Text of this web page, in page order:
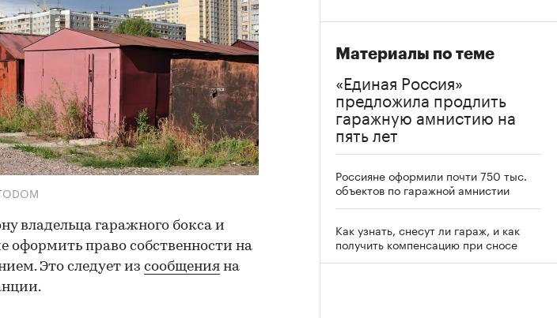
владельца гаражного бокса и
оформить право собственности на
Это следует из сообщения на
Материалы по теме
«Единая Россия»
предложила продлить
гаражную амнистию на
пять лет
Россияне оформили почти 750 тыс.
объектов по гаражной амнистии
Как узнать, снесут ли гараж, и как
получить компенсацию при сносе